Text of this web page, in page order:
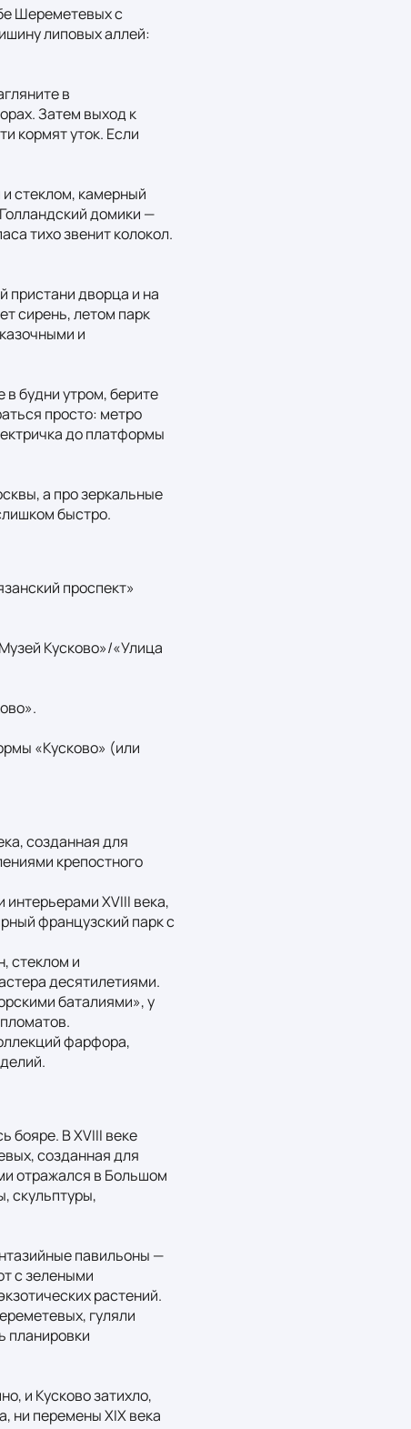
Шереметевых с
липовых аллей:
в
Затем выход к
кормят уток. Если
стеклом, камерный
домики —
тихо звенит колокол.
пристани дворца и на
сирень, летом парк
и
будни утром, берите
просто: метро
до платформы
а про зеркальные
быстро.
проспект»
Кусково»/«Улица
«Кусково» (или
созданная для
крепостного
XVIII века,
французский парк с
стеклом и
десятилетиями.
баталиями», у
фарфора,
бояре. В XVIII веке
созданная для
отражался в Большом
скульптуры,
павильоны —
с зелеными
растений.
гуляли
планировки
и Кусково затихло,
ни перемены XIX века